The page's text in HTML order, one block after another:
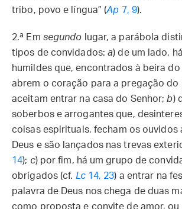
tribo, povo e língua” (Ap 7, 9).
2.ª Em segundo lugar, a parábola
tipos de convidados:a) de um lado,
humildes que, encontrados à beira do
abrem o coração para a pregação do
aceitam entrar na casa do Senhor;b)
soberbos e arrogantes que,
coisas espirituais, fecham os ouvidos
Deus e são lançados nas trevas
14); c) por fim, há um grupo de
obrigados (cf. Lc14, 23) a entrar na
palavra de Deus nos chega de duas
como proposta e convite de amor, ou